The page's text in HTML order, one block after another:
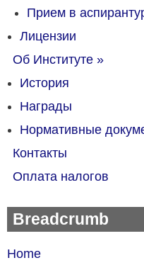
Прием в
Лицензии
Об Институте »
История
Награды
Нормативные
Контакты
Оплата налогов
Breadcrumb
Home